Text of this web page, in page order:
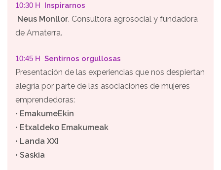
10:30 H Inspirarnos
Neus Monllor. Consultora agrosocial y fundadora
de Amaterra.
10:45 H Sentirnos orgullosas
Presentación de las experiencias que nos despiertan
alegría por parte de las asociaciones de mujeres
emprendedoras:
• EmakumeEkin
• Etxaldeko Emakumeak
• Landa XXI
• Saskia